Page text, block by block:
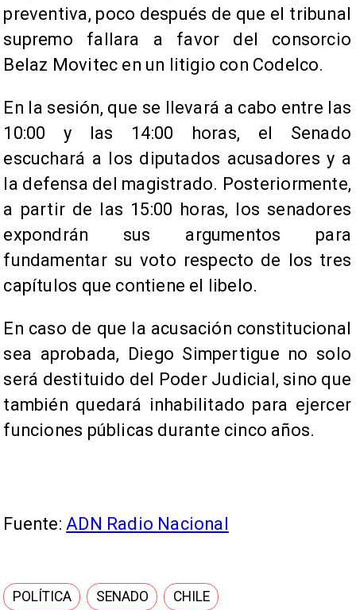
preventiva, poco después de que el tribunal
supremo fallara a favor del consorcio
Belaz Movitec en un litigio con Codelco.
En la sesión, que se llevará a cabo entre las
10:00 y las 14:00 horas, el Senado
escuchará a los diputados acusadores y a
la defensa del magistrado. Posteriormente,
a partir de las 15:00 horas, los senadores
expondrán sus argumentos para
fundamentar su voto respecto de los tres
capítulos que contiene el libelo.
En caso de que la acusación constitucional
sea aprobada, Diego Simpertigue no solo
será destituido del Poder Judicial, sino que
también quedará inhabilitado para ejercer
funciones públicas durante cinco años.
Fuente: ADN Radio Nacional
POLÍTICA SENADO
CHILE